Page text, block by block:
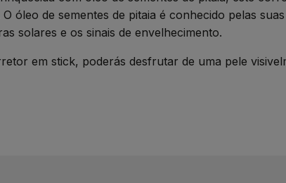
O óleo de sementes de pitaia é conhecido pelas
solares e os sinais de envelhecimento.
em stick, poderás desfrutar de uma pele